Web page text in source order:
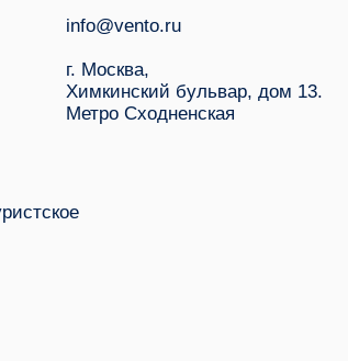
info@vento.ru
г. Москва,
Химкинский бульвар, дом 13.
Метро Сходненская